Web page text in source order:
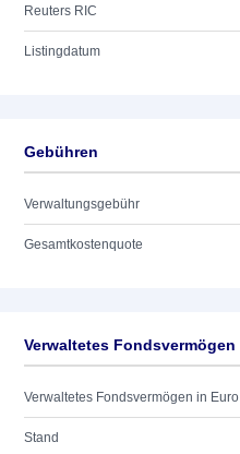
Reuters RIC
Listingdatum
Gebühren
Verwaltungsgebühr
Gesamtkostenquote
Verwaltetes Fondsvermögen
Verwaltetes Fondsvermögen in Euro
Stand